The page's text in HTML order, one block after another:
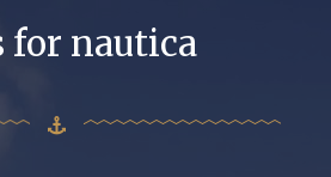
for nautica